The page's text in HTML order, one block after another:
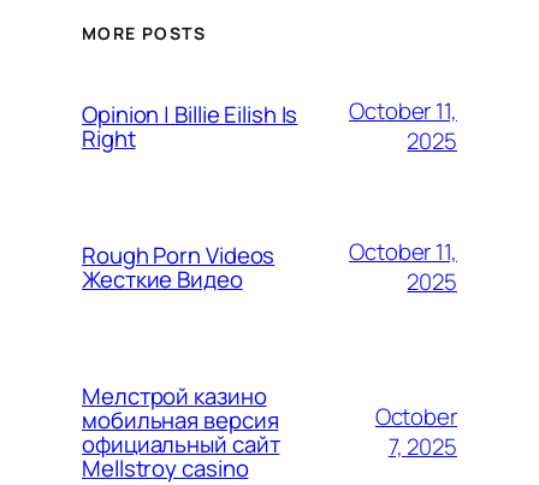
MORE POSTS
Opinion | Billie Eilish Is
Right
October 11,
2025
Rough Porn Videos
Жесткие Видео
October 11,
2025
Мелстрой казино
мобильная версия
официальный сайт
Mellstroy casino
October
7, 2025